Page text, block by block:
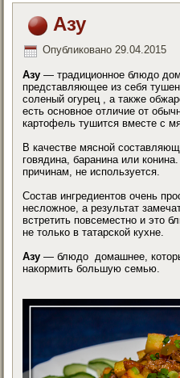
Азу
Опубликовано 29.04.2015
Азу — традиционное блюдо
представляющее из себя
соленый огурец , а также
есть основное отличие от
картофель тушится вместе с
В качестве мясной
говядина, баранина или
причинам, не используется.
Состав ингредиентов очень
несложное, а результат
встретить повсеместно и это
не только в татарской кухне.
Азу — блюдо домашнее,
накормить большую семью.